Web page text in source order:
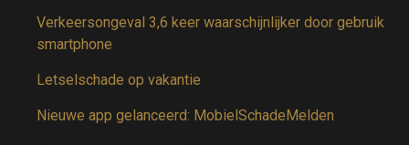
Verkeersongeval 3,6 keer waarschijnlijker door gebruik
smartphone
Letselschade op vakantie
Nieuwe app gelanceerd: MobielSchadeMelden